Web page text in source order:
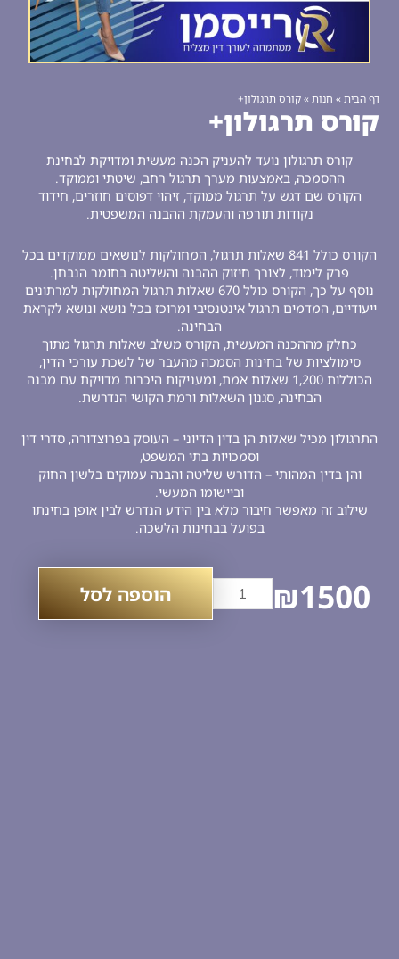
הבית »חנות »קורס תרגולון+
תרגולון+
קורס תרגולון נועד להעניק הכנה מעשית ומדויקת לבחינת
ההסמכה, באמצעות מערך תרגול רחב, שיטתי וממוקד.
הקורס שם דגש על תרגול ממוקד, זיהוי דפוסים חוזרים, חידוד
נקודות תורפה והעמקת ההבנה המשפטית.
הקורס כולל 841 שאלות תרגול, המחולקות לנושאים ממוקדים בכל
פרק לימוד, לצורך חיזוק ההבנה והשליטה בחומר הנבחן.
נוסף על כך, הקורס כולל 670 שאלות תרגול המחולקות למרתונים
ייעודיים, המדמים תרגול אינטנסיבי ומרוכז בכל נושא ונושא לקראת
הבחינה.
כחלק מההכנה המעשית, הקורס משלב שאלות תרגול מתוך
סימולציות של בחינות הסמכה מהעבר של לשכת עורכי הדין,
הכוללות 1,200 שאלות אמת, ומעניקות היכרות מדויקת עם מבנה
הבחינה, סגנון השאלות ורמת הקושי הנדרשת.
מכיל שאלות הן בדין הדיוני – העוסק בפרוצדורה, סדרי דין
וסמכויות בתי המשפט,
והן בדין המהותי – הדורש שליטה והבנה עמוקים בלשון החוק
וביישומו המעשי.
שילוב זה מאפשר חיבור מלא בין הידע הנדרש לבין אופן בחינתו
בפועל בבחינות הלשכה.
₪1500
כמות
של
הוספה לסל